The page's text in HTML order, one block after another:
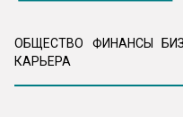
ОБЩЕСТВО ФИНАНСЫ
КАРЬЕРА